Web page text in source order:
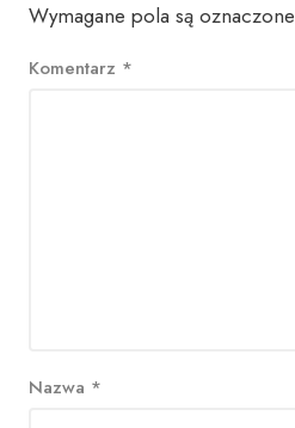
Wymagane pola są oznaczone
Komentarz *
Nazwa *